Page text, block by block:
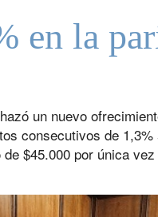
en la
un nuevo
consecutivos de
$45.000 por única